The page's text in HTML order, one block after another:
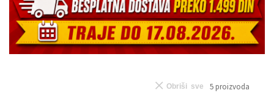
5 proizvoda
Obriši sve